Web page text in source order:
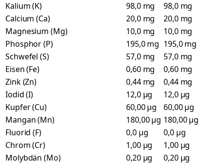
Kalium (K)
98,0 mg
98,0 mg
Calcium (Ca)
20,0 mg
20,0 mg
Magnesium (Mg)
10,0 mg
10,0 mg
Phosphor (P)
195,0 mg 195,0 mg
Schwefel (S)
57,0 mg
57,0 mg
Eisen (Fe)
0,60 mg
0,60 mg
Zink (Zn)
0,44 mg
0,44 mg
Iodid (I)
12,0 µg
12,0 µg
Kupfer (Cu)
60,00 µg
60,00 µg
Mangan (Mn)
180,00 µg 180,00 µg
Fluorid (F)
0,0 µg
0,0 µg
Chrom (Cr)
1,00 µg
1,00 µg
Molybdän (Mo)
0,20 µg
0,20 µg